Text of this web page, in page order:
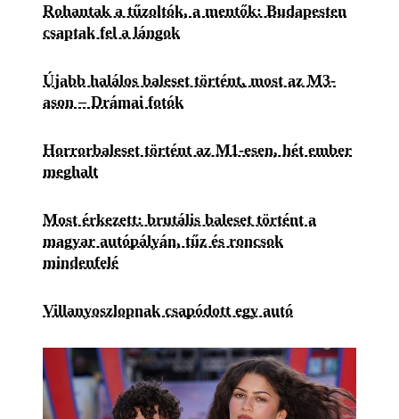
Rohantak a tűzoltók, a mentők: Budapesten
csaptak fel a lángok
Újabb halálos baleset történt, most az M3-
ason – Drámai fotók
Horrorbaleset történt az M1-esen, hét ember
meghalt
Most érkezett: brutális baleset történt a
magyar autópályán, tűz és roncsok
mindenfelé
Villanyoszlopnak csapódott egy autó